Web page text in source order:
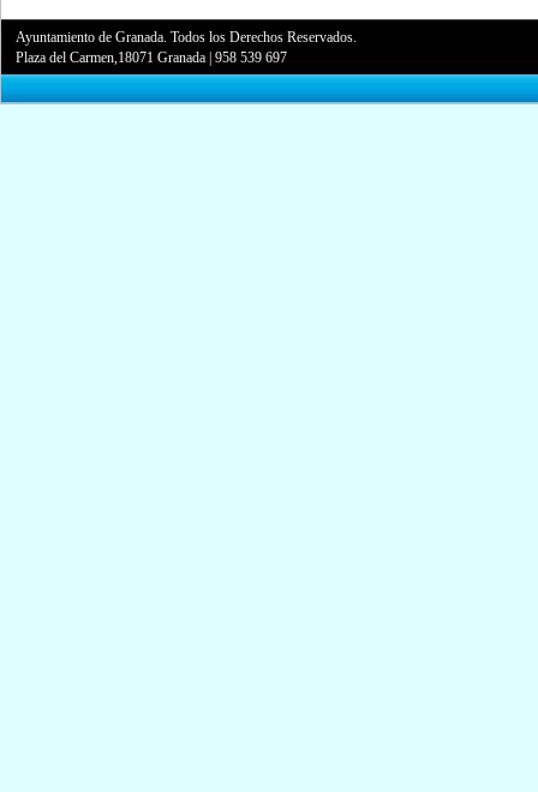
Ayuntamiento de Granada. Todos los Derechos Reservados.
Plaza del Carmen,18071 Granada |958 539 697